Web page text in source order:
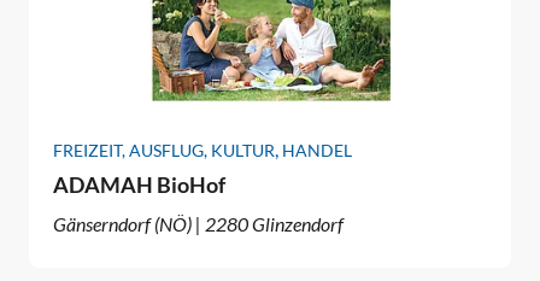
FREIZEIT, AUSFLUG, KULTUR, HANDEL
ADAMAH BioHof
Gänserndorf (NÖ) | 2280 Glinzendorf